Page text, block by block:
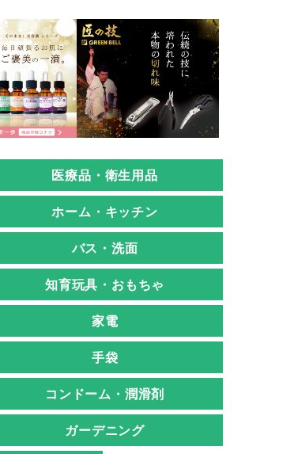
医療品・衛生用品
ホーム・キッチン
バス・洗面
知育玩具・おもちゃ
家電
手袋
コンドーム・潤滑剤
ガーデニング